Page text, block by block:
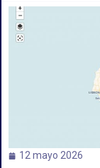
12 mayo 2026